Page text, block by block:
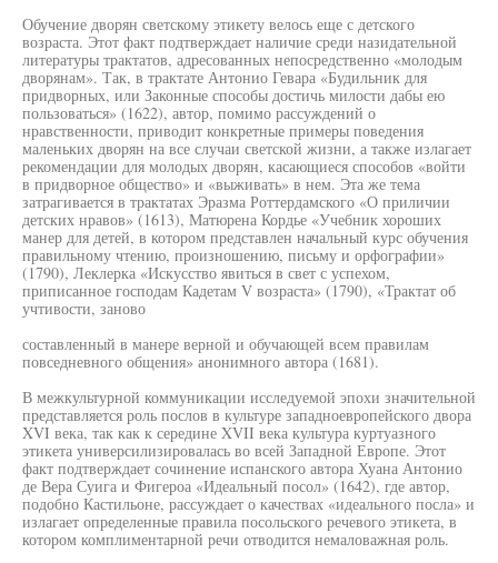
Обучение дворян светскому этикету велось еще с детского
возраста. Этот факт подтверждает наличие среди назидательной
литературы трактатов, адресованных непосредственно «молодым
дворянам». Так, в трактате Антонио Гевара «Будильник для
придворных, или Законные способы достичь милости дабы ею
пользоваться» (1622), автор, помимо рассуждений о
нравственности, приводит конкретные примеры поведения
маленьких дворян на все случаи светской жизни, а также излагает
рекомендации для молодых дворян, касающиеся способов «войти
в придворное общество» и «выживать» в нем. Эта же тема
затрагивается в трактатах Эразма Роттердамского «О приличии
детских нравов» (1613), Матюрена Кордье «Учебник хороших
манер для детей, в котором представлен начальный курс обучения
правильному чтению, произношению, письму и орфографии»
(1790), Леклерка «Искусство явиться в свет с успехом,
приписанное господам Кадетам V возраста» (1790), «Трактат об
учтивости, заново
составленный в манере верной и обучающей всем правилам
повседневного общения» анонимного автора (1681).
В межкультурной коммуникации исследуемой эпохи значительной
представляется роль послов в культуре западноевропейского двора
XVI века, так как к середине XVII века культура куртуазного
этикета универсилизировалась во всей Западной Европе. Этот
факт подтверждает сочинение испанского автора Хуана Антонио
де Вера Суига и Фигероа «Идеальный посол» (1642), где автор,
подобно Кастильоне, рассуждает о качествах «идеального посла» и
излагает определенные правила посольского речевого этикета, в
котором комплиментарной речи отводится немаловажная роль.